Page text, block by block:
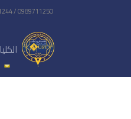
/ 0989711250